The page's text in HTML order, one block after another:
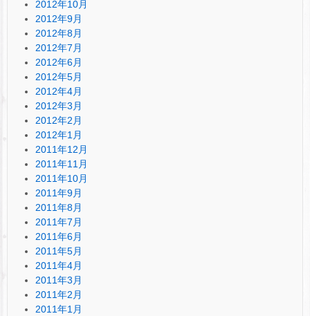
2012年10月
2012年9月
2012年8月
2012年7月
2012年6月
2012年5月
2012年4月
2012年3月
2012年2月
2012年1月
2011年12月
2011年11月
2011年10月
2011年9月
2011年8月
2011年7月
2011年6月
2011年5月
2011年4月
2011年3月
2011年2月
2011年1月